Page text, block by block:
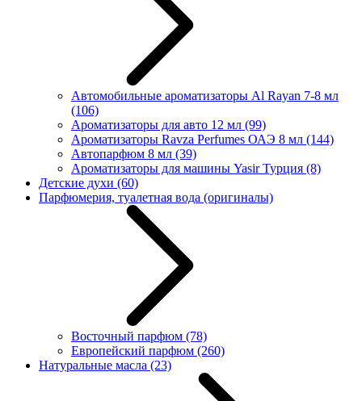
Автомобильные ароматизаторы Al Rayan 7-8 мл
(106)
Ароматизаторы для авто 12 мл (99)
Ароматизаторы Ravza Perfumes ОАЭ 8 мл (144)
Автопарфюм 8 мл (39)
Ароматизаторы для машины Yasir Турция (8)
Детские духи (60)
Парфюмерия, туалетная вода (оригиналы)
Восточный парфюм (78)
Европейский парфюм (260)
Натуральные масла (23)